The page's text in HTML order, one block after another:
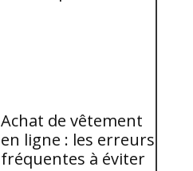
Achat de vêtement
en ligne : les erreurs
fréquentes à éviter